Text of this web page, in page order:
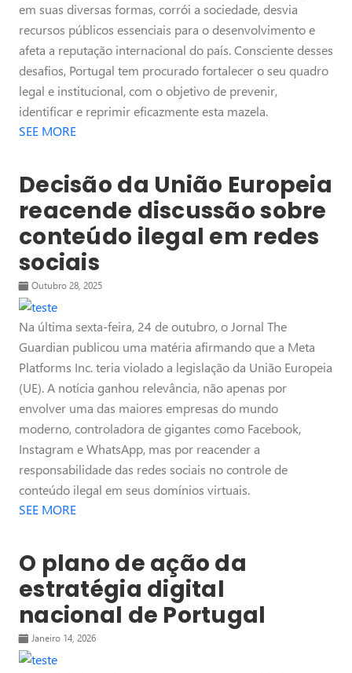
em suas diversas formas, corrói a sociedade, desvia
recursos públicos essenciais para o desenvolvimento e
afeta a reputação internacional do país. Consciente desses
desafios, Portugal tem procurado fortalecer o seu quadro
legal e institucional, com o objetivo de prevenir,
identificar e reprimir eficazmente esta mazela.
SEE MORE
Decisão da União Europeia
reacende discussão sobre
conteúdo ilegal em redes
sociais
Outubro 28, 2025
Na última sexta-feira, 24 de outubro, o Jornal The
Guardian publicou uma matéria afirmando que a Meta
Platforms Inc. teria violado a legislação da União Europeia
(UE). A notícia ganhou relevância, não apenas por
envolver uma das maiores empresas do mundo
moderno, controladora de gigantes como Facebook,
Instagram e WhatsApp, mas por reacender a
responsabilidade das redes sociais no controle de
conteúdo ilegal em seus domínios virtuais.
SEE MORE
O plano de ação da
estratégia digital
nacional de Portugal
Janeiro 14, 2026